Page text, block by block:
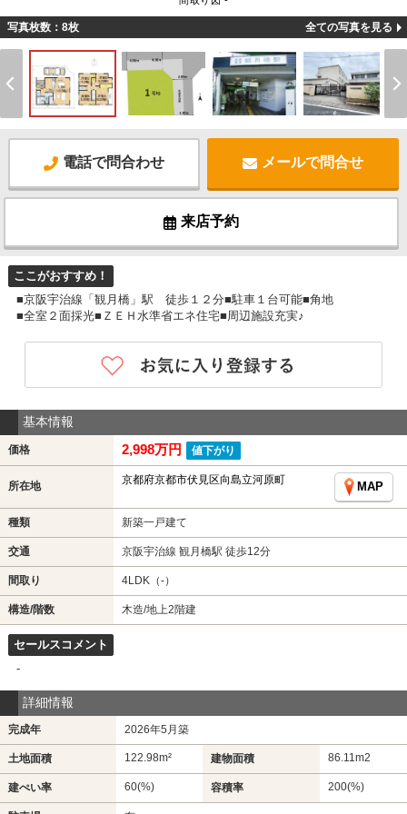
写真枚数：8枚 全ての写真を見る
電話で問合わせ メールで問合せ
来店予約
ここがおすすめ！
■京阪宇治線「観月橋」駅 徒歩１２分■駐車１台可能■角地
■全室２面採光■ＺＥＨ水準省エネ住宅■周辺施設充実♪
基本情報
価格 2,998万円 値下がり
所在地 京都府京都市伏見区向島立河原町
MAP
種類 新築一戸建て
交通 京阪宇治線 観月橋駅 徒歩12分
間取り 4LDK（-）
構造/階数 木造/地上2階建
セールスコメント
-
詳細情報
完成年 2026年5月築
土地面積 122.98m² 建物面積 86.11m2
建ぺい率 60(%) 容積率 200(%)